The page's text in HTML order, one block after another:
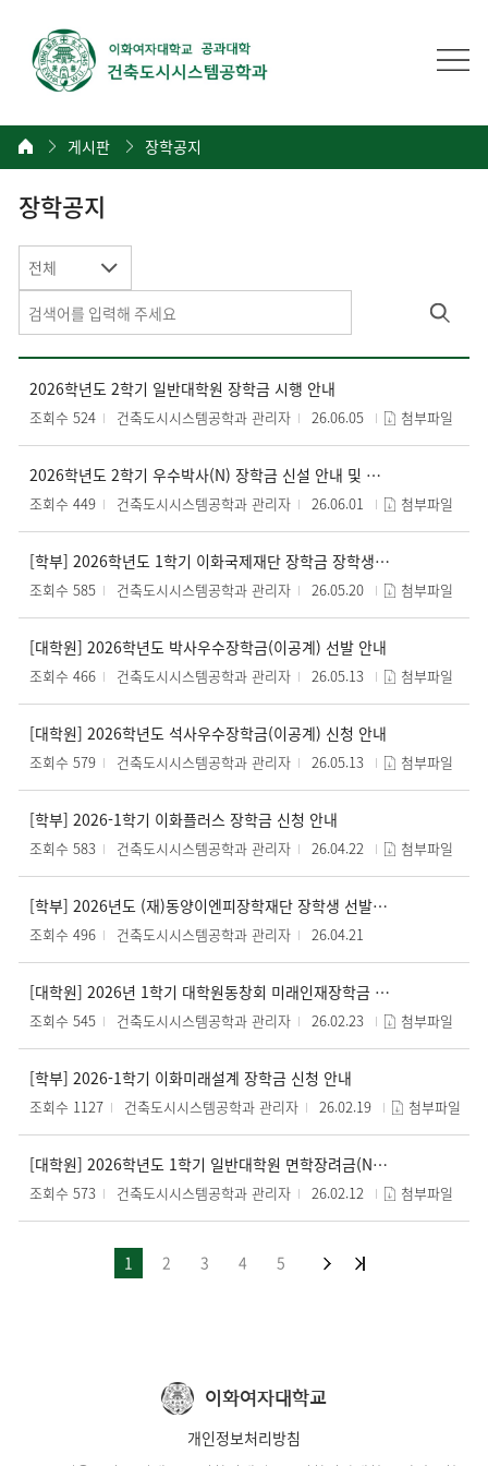
게시판 장학공지
장학공지
전체
2026학년도 2학기 일반대학원 장학금 시행 안내
조회수 524 건축도시시스템공학과 관리자 26.06.05 첨부파일
2026학년도 2학기 우수박사(N) 장학금 신설 안내 및 장학생 추천 의뢰
조회수 449 건축도시시스템공학과 관리자 26.06.01 첨부파일
[학부] 2026학년도 1학기 이화국제재단 장학금 장학생 선발 안내
조회수 585 건축도시시스템공학과 관리자 26.05.20 첨부파일
[대학원] 2026학년도 박사우수장학금(이공계) 선발 안내
조회수 466 건축도시시스템공학과 관리자 26.05.13 첨부파일
[대학원] 2026학년도 석사우수장학금(이공계) 신청 안내
조회수 579 건축도시시스템공학과 관리자 26.05.13 첨부파일
[학부] 2026-1학기 이화플러스 장학금 신청 안내
조회수 583 건축도시시스템공학과 관리자 26.04.22 첨부파일
[학부] 2026년도 (재)동양이엔피장학재단 장학생 선발 안내
조회수 496 건축도시시스템공학과 관리자 26.04.21
[대학원] 2026년 1학기 대학원동창회 미래인재장학금 신청 안내
조회수 545 건축도시시스템공학과 관리자 26.02.23 첨부파일
[학부] 2026-1학기 이화미래설계 장학금 신청 안내
조회수 1127 건축도시시스템공학과 관리자 26.02.19 첨부파일
[대학원] 2026학년도 1학기 일반대학원 면학장려금(N)/임파워링/이화플러스 장학금 신청 안내
조회수 573 건축도시시스템공학과 관리자 26.02.12 첨부파일
1 2 3 4 5
이화여자대학교
개인정보처리방침